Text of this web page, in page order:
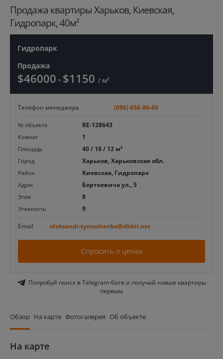
Продажа квартиры Харьков, Киевская,
Гидропарк, 40м²
Гидропарк
Продажа
$46000 ≈ $1150 / м²
Телефон менеджера (096) 656-86-66
№ объекта RE-128643
Комнат 1
Площадь 40 / 18 / 12 м²
Город Харьков, Харьковская обл.
Район Киевская, Гидропарк
Адрес Борткевича ул., 5
Этаж 8
Этажность 9
Email oleksandr.tymoshenko@dbkit.net
Спросить о ценах
Попробуй поиск в Telegram-боте и получай новые квартиры
первым
Обзор На карте Фотогалерея Об объекте
На карте